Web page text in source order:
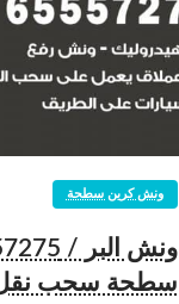
ونش كرين سطحة
سطحة سحب نقل